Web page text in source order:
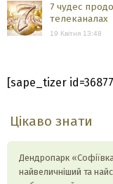
7 чудес
телеканалах
19 Квітня 13:48
[sape_tizer
Цікаво знати
Дендропарк
найвеличніший та